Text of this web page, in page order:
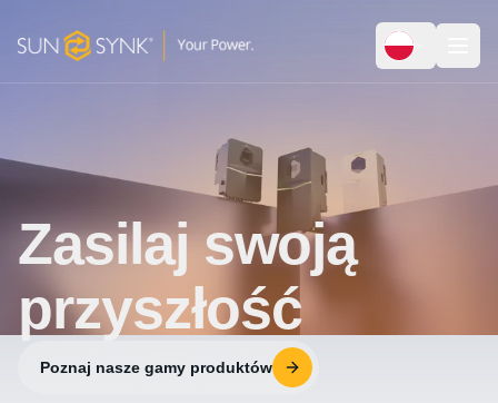
Zasilaj swoją
przyszłość
Poznaj nasze gamy produktów